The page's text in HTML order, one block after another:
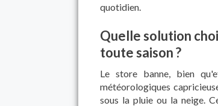
quotidien.
Quelle solution
toute saison ?
Le store banne, bien
météorologiques
sous la pluie ou la neige.